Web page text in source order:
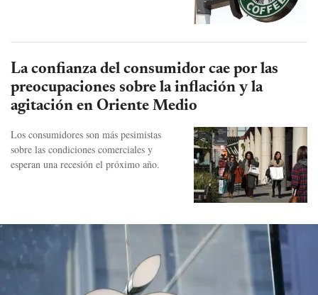
La confianza del consumidor cae por las
preocupaciones sobre la inflación y la
agitación en Oriente Medio
Los consumidores son más pesimistas
sobre las condiciones comerciales y
esperan una recesión el próximo año.